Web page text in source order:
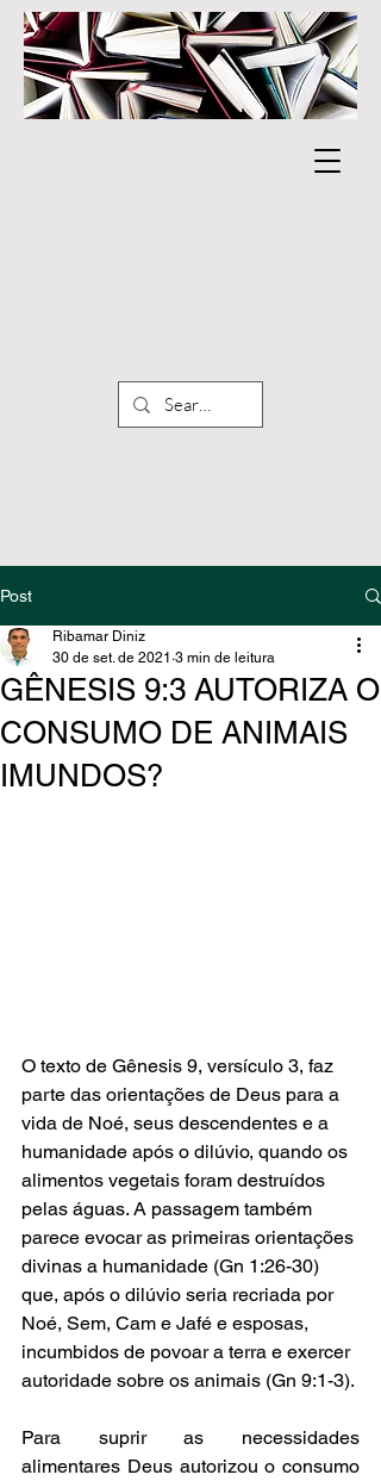
Post
GÊNESIS 9:3 AUTORIZA O
CONSUMO DE ANIMAIS
IMUNDOS?
Ribamar Diniz
30 de set. de 2021 3 min de leitura
O texto de Gênesis 9, versículo 3, faz
parte das orientações de Deus para a
vida de Noé, seus descendentes e a
humanidade após o dilúvio, quando os
alimentos vegetais foram destruídos
pelas águas. A passagem também
parece evocar as primeiras orientações
divinas a humanidade (Gn 1:26-30)
que, após o dilúvio seria recriada por
Noé, Sem, Cam e Jafé e esposas,
incumbidos de povoar a terra e exercer
autoridade sobre os animais (Gn 9:1-3).
Para suprir as necessidades
alimentares Deus autorizou o consumo